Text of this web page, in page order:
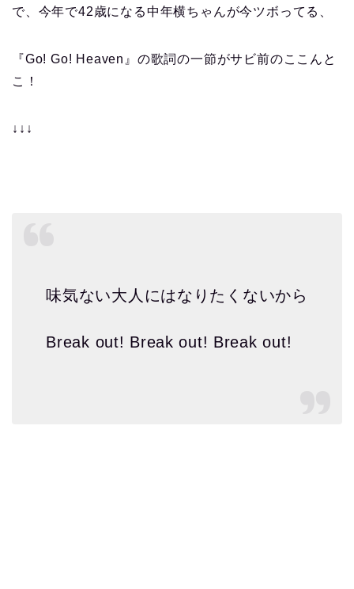
で、今年で42歳になる中年横ちゃんが今ツボってる、
『Go! Go! Heaven』 の歌詞の一節がサビ前のここんと
こ！
↓↓↓
味気ない大人にはなりたくないから
Break out! Break out! Break out!